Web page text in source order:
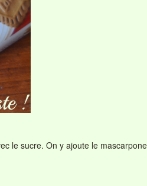
le sucre. On y ajoute le